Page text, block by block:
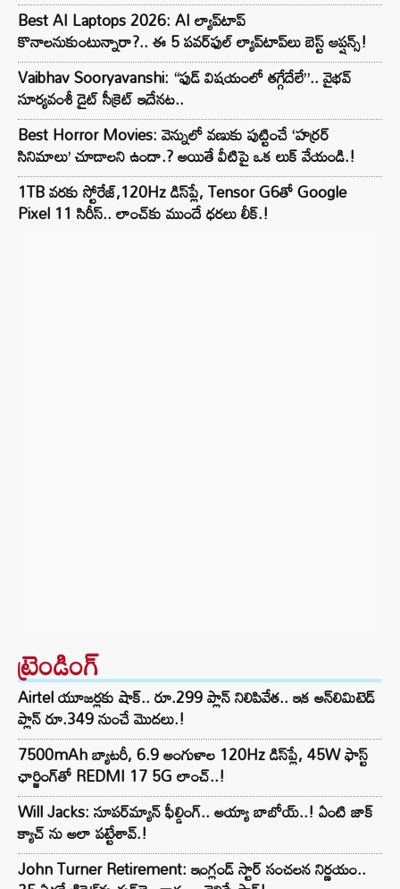
Best AI Laptops 2026: AI ల్యాప్‌టాప్
కొనాలనుకుంటున్నారా?.. ఈ 5 పవర్‌ఫుల్ ల్యాప్‌టాప్‌లు బెస్ట్ ఆప్షన్స్!
Vaibhav Sooryavanshi: “ఫుడ్ విషయంలో తగ్గేదేలే”.. వైభవ్
సూర్యవంశీ డైట్ సీక్రెట్ ఇదేనట..
Best Horror Movies: వెన్నులో వణుకు పుట్టించే ‘హర్రర్
సినిమాలు’ చూడాలని ఉందా.? అయితే వీటిపై ఒక లుక్ వేయండి.!
1TB వరకు స్టోరేజ్,120Hz డిస్‌ప్లే, Tensor G6తో Google
Pixel 11 సిరీస్.. లాంచ్⁭కు ముందే ధరలు లీక్.!
ట్రెండింగ్‌
Airtel యూజర్లకు షాక్.. రూ.299 ప్లాన్ నిలిపివేత.. ఇక అన్‌లిమిటెడ్
ప్లాన్ రూ.349 నుంచే మొదలు.!
7500mAh బ్యాటరీ, 6.9 అంగుళాల 120Hz డిస్‌ప్లే, 45W ఫాస్ట్
ఛార్జింగ్‌తో REDMI 17 5G లాంచ్..!
Will Jacks: సూపర్‌మ్యాన్ ఫీల్డింగ్.. అయ్యా బాబోయ్..! ఏంటి జాక్
క్యాచ్ ను అలా పట్టేశావ్.!
John Turner Retirement: ఇంగ్లండ్ స్టార్ సంచలన నిర్ణయం..